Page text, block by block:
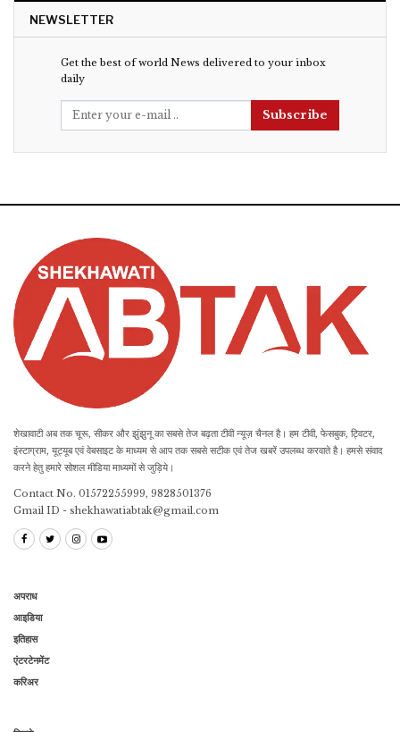
NEWSLETTER
Get the best of world News delivered to your inbox
daily
Subscribe
शेखावाटी अब तक चूरू, सीकर और झुंझुनू का सबसे तेज बढ़ता टीवी न्यूज़ चैनल है। हम टीवी, फेसबुक, ट्विटर,
इंस्टाग्राम, यूट्यूब एवं वेबसाइट के माध्यम से आप तक सबसे सटीक एवं तेज खबरें उपलब्ध करवाते है। हमसे संवाद
करने हेतु हमारे सोशल मीडिया माध्यमों से जुड़िये।
Contact No. 01572255999, 9828501376
Gmail ID - shekhawatiabtak@gmail.com
अपराध
आइडिया
इतिहास
एंटरटेनमेंट
करिअर